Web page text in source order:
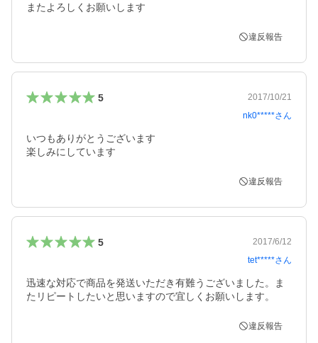
またよろしくお願いします
違反報告
5
2017/10/21
nk0*****さん
いつもありがとうございます
楽しみにしています
違反報告
5
2017/6/12
tet*****さん
迅速な対応で商品を発送いただき有難うございました。ま
たリピートしたいと思いますので宜しくお願いします。
違反報告